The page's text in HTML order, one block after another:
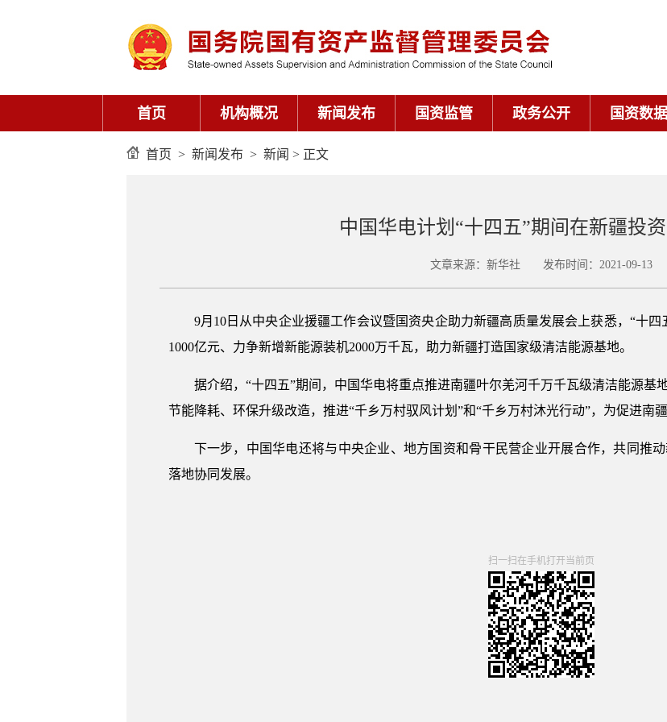
首页 机构概况 新闻发布 国资监管 政务公开 国资数据
首页 > 新闻发布 > 新闻 > 正文
中国华电计划“十四五”期间在新疆投
文章来源：新华社 发布时间：2021-09-13
9月10日从中央企业援疆工作会议暨国资央企助力新疆高质量发展会上获悉，“十
1000亿元、力争新增新能源装机2000万千瓦，助力新疆打造国家级清洁能源基地。
据介绍，“十四五”期间，中国华电将重点推进南疆叶尔羌河千万千瓦级清洁能源基
节能降耗、环保升级改造，推进“千乡万村驭风计划”和“千乡万村沐光行动”，为促进南
下一步，中国华电还将与中央企业、地方国资和骨干民营企业开展合作，共同推
落地协同发展。
扫一扫在手机打开当前页